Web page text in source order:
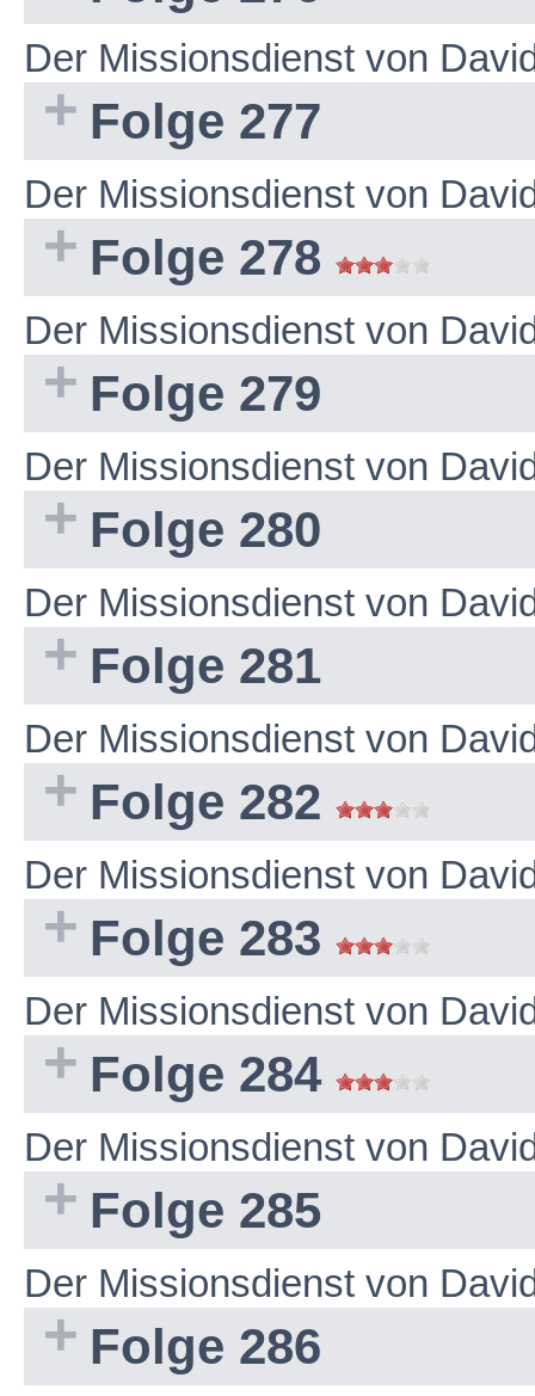
Der Missionsdienst von
Folge 277
Der Missionsdienst von
Folge 278
Der Missionsdienst von
Folge 279
Der Missionsdienst von
Folge 280
Der Missionsdienst von
Folge 281
Der Missionsdienst von
Folge 282
Der Missionsdienst von
Folge 283
Der Missionsdienst von
Folge 284
Der Missionsdienst von
Folge 285
Der Missionsdienst von
Folge 286